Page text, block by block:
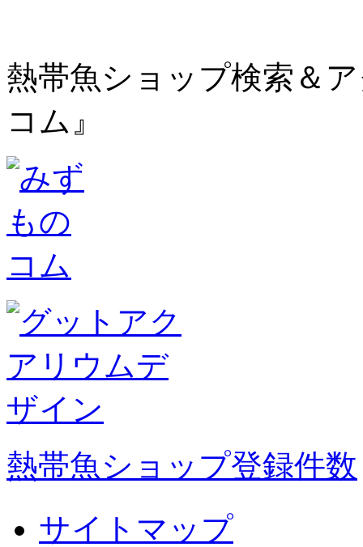
熱帯魚ショップ検索＆
コム』
熱帯魚ショップ登録件数
サイトマップ